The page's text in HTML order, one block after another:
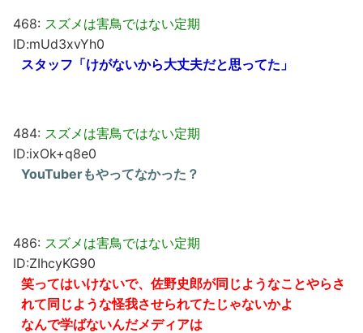
468: スズメは害鳥ではない定期
ID:mUd3xvYh0
スタッフ「けがないから大丈夫だと思ってた」
484: スズメは害鳥ではない定期
ID:ixOk+q8e0
YouTuberもやってなかった？
486: スズメは害鳥ではない定期
ID:ZIhcyKG90
笑ってはいけないで、佐野史郎が同じようなことやらさ
れて同じような怪我させられてたじゃないかよ
なんで学ばないんだメディアは